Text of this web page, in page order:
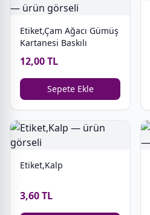
Etiket,Çam Ağacı Gümüş
Kartanesi Baskılı
12,00 TL
Sepete Ekle
Etiket,Kalp
3,60 TL